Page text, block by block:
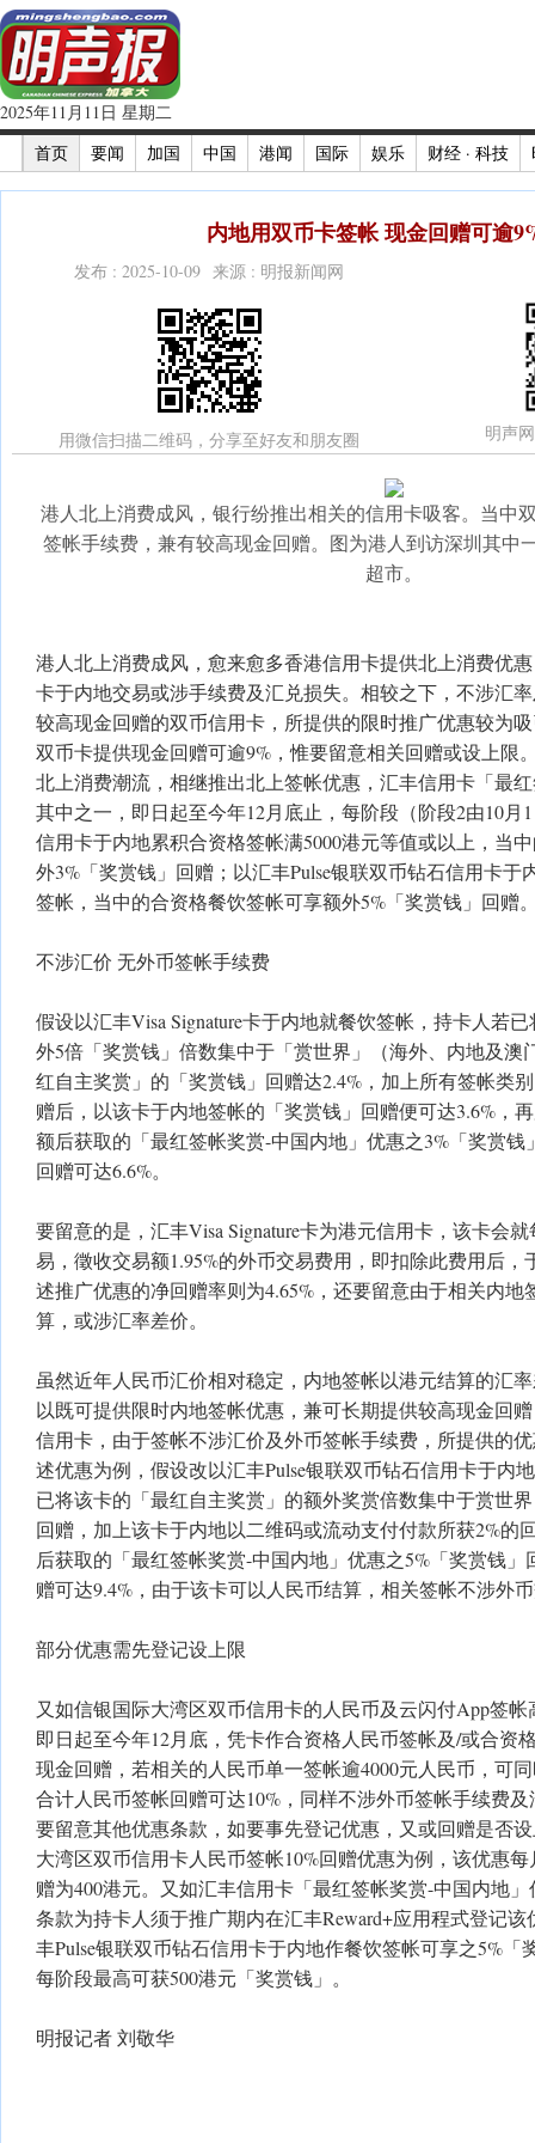
2025年11月11日 星期二
首页
要闻 加国 中国 港闻 国际 娱乐 财经 · 科技
内地用双币卡签帐 现金回赠可逾
发布 : 2025-10-09 来源 : 明报新闻网
用微信扫描二维码，分享至好友和朋友圈 明声
港人北上消费成风，银行纷推出相关的信用卡吸客。当中
签帐手续费，兼有较高现金回赠。图为港人到访深圳其中
超市。
港人北上消费成风，愈来愈多香港信用卡提供北上消费优
卡于内地交易或涉手续费及汇兑损失。相较之下，不涉汇
较高现金回赠的双币信用卡，所提供的限时推广优惠较为
双币卡提供现金回赠可逾9%，惟要留意相关回赠或设上限
北上消费潮流，相继推出北上签帐优惠，汇丰信用卡「最
其中之一，即日起至今年12月底止，每阶段（阶段2由10月
信用卡于内地累积合资格签帐满5000港元等值或以上，当
外3%「奖赏钱」回赠；以汇丰Pulse银联双币钻石信用卡于
签帐，当中的合资格餐饮签帐可享额外5%「奖赏钱」回赠
不涉汇价 无外币签帐手续费
假设以汇丰Visa Signature卡于内地就餐饮签帐，持卡人若
外5倍「奖赏钱」倍数集中于「赏世界」（海外、内地及澳
红自主奖赏」的「奖赏钱」回赠达2.4%，加上所有签帐类
赠后，以该卡于内地签帐的「奖赏钱」回赠便可达3.6%，
额后获取的「最红签帐奖赏-中国内地」优惠之3%「奖赏
回赠可达6.6%。
要留意的是，汇丰Visa Signature卡为港元信用卡，该卡会
易，徵收交易额1.95%的外币交易费用，即扣除此费用后，
述推广优惠的净回赠率则为4.65%，还要留意由于相关内地
算，或涉汇率差价。
虽然近年人民币汇价相对稳定，内地签帐以港元结算的汇
以既可提供限时内地签帐优惠，兼可长期提供较高现金回
信用卡，由于签帐不涉汇价及外币签帐手续费，所提供的
述优惠为例，假设改以汇丰Pulse银联双币钻石信用卡于内
已将该卡的「最红自主奖赏」的额外奖赏倍数集中于赏世
回赠，加上该卡于内地以二维码或流动支付付款所获2%的
后获取的「最红签帐奖赏-中国内地」优惠之5%「奖赏钱
赠可达9.4%，由于该卡可以人民币结算，相关签帐不涉外
部分优惠需先登记设上限
又如信银国际大湾区双币信用卡的人民币及云闪付App签
即日起至今年12月底，凭卡作合资格人民币签帐及/或合资
现金回赠，若相关的人民币单一签帐逾4000元人民币，可
合计人民币签帐回赠可达10%，同样不涉外币签帐手续费
要留意其他优惠条款，如要事先登记优惠，又或回赠是否
大湾区双币信用卡人民币签帐10%回赠优惠为例，该优惠
赠为400港元。又如汇丰信用卡「最红签帐奖赏-中国内地
条款为持卡人须于推广期内在汇丰Reward+应用程式登记
丰Pulse银联双币钻石信用卡于内地作餐饮签帐可享之5%「
每阶段最高可获500港元「奖赏钱」。
明报记者 刘敬华